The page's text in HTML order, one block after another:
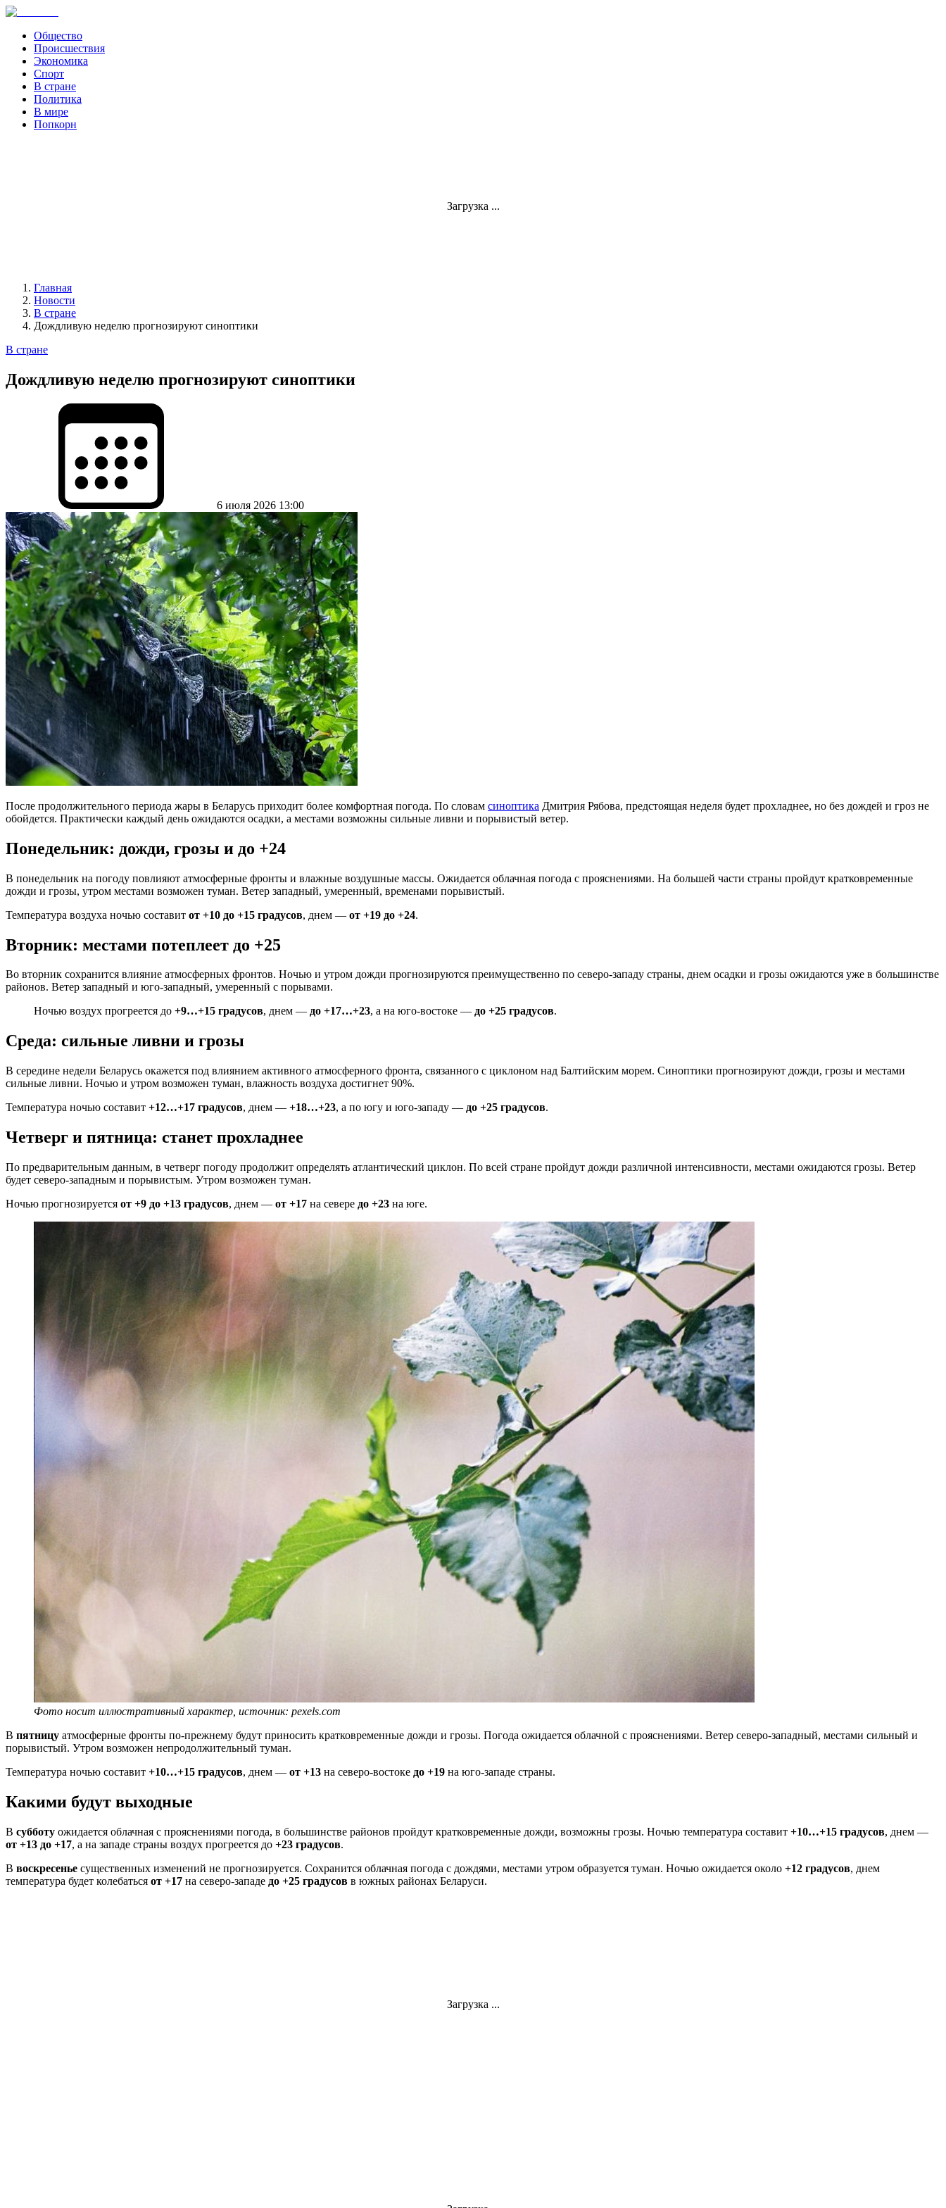
Общество
Происшествия
Экономика
Спорт
В стране
Политика
В мире
Попкорн
Загрузка ...
Главная
Новости
В стране
Дождливую неделю прогнозируют синоптики
В стране
Дождливую неделю прогнозируют синоптики
6 июля 2026 13:00
После продолжительного периода жары в Беларусь приходит более комфортная погода. По словам синоптика Дмитрия Рябова, предстоящая неделя будет прохладнее, но без дождей и гроз не
обойдется. Практически каждый день ожидаются осадки, а местами возможны сильные ливни и порывистый ветер.
Понедельник: дожди, грозы и до +24
В понедельник на погоду повлияют атмосферные фронты и влажные воздушные массы. Ожидается облачная погода с прояснениями. На большей части страны пройдут кратковременные
дожди и грозы, утром местами возможен туман. Ветер западный, умеренный, временами порывистый.
Температура воздуха ночью составит от +10 до +15 градусов, днем — от +19 до +24.
Вторник: местами потеплеет до +25
Во вторник сохранится влияние атмосферных фронтов. Ночью и утром дожди прогнозируются преимущественно по северо-западу страны, днем осадки и грозы ожидаются уже в большинстве
районов. Ветер западный и юго-западный, умеренный с порывами.
Ночью воздух прогреется до +9…+15 градусов, днем — до +17…+23, а на юго-востоке — до +25 градусов.
Среда: сильные ливни и грозы
В середине недели Беларусь окажется под влиянием активного атмосферного фронта, связанного с циклоном над Балтийским морем. Синоптики прогнозируют дожди, грозы и местами
сильные ливни. Ночью и утром возможен туман, влажность воздуха достигнет 90%.
Температура ночью составит +12…+17 градусов, днем — +18…+23, а по югу и юго-западу — до +25 градусов.
Четверг и пятница: станет прохладнее
По предварительным данным, в четверг погоду продолжит определять атлантический циклон. По всей стране пройдут дожди различной интенсивности, местами ожидаются грозы. Ветер
будет северо-западным и порывистым. Утром возможен туман.
Ночью прогнозируется от +9 до +13 градусов, днем — от +17 на севере до +23 на юге.
Фото носит иллюстративный характер, источник: pexels.com
В пятницу атмосферные фронты по-прежнему будут приносить кратковременные дожди и грозы. Погода ожидается облачной с прояснениями. Ветер северо-западный, местами сильный и
порывистый. Утром возможен непродолжительный туман.
Температура ночью составит +10…+15 градусов, днем — от +13 на северо-востоке до +19 на юго-западе страны.
Какими будут выходные
В субботу ожидается облачная с прояснениями погода, в большинстве районов пройдут кратковременные дожди, возможны грозы. Ночью температура составит +10…+15 градусов, днем —
от +13 до +17, а на западе страны воздух прогреется до +23 градусов.
В воскресенье существенных изменений не прогнозируется. Сохранится облачная погода с дождями, местами утром образуется туман. Ночью ожидается около +12 градусов, днем
температура будет колебаться от +17 на северо-западе до +25 градусов в южных районах Беларуси.
Загрузка ...